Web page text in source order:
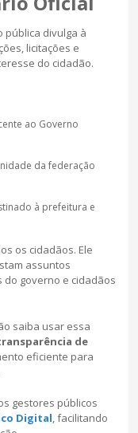
pública divulga à
licitações e
do cidadão.
ao Governo
da federação
à prefeitura e
os cidadãos. Ele
assuntos
do governo e cidadãos
saiba usar essa
de
eficiente para
gestores públicos
Digital, facilitando